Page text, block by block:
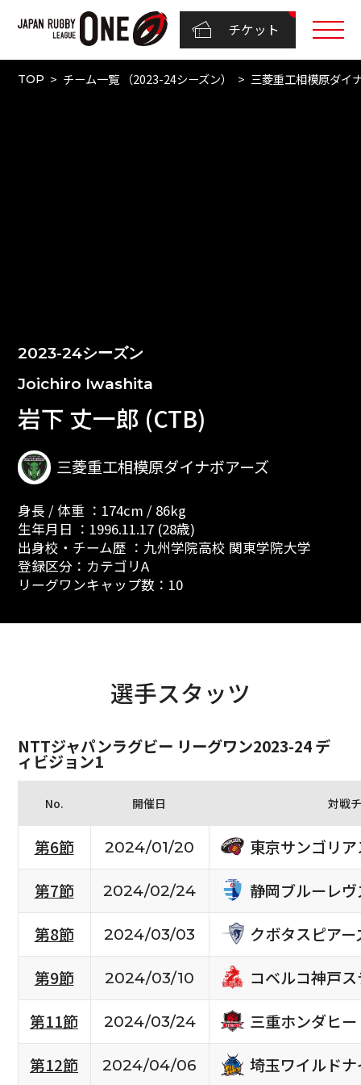
チケット
TOP チーム一覧 （2023-24シーズン） 三菱重工相模原ダイ
2023-24シーズン
Joichiro Iwashita
岩下 丈一郎 (CTB)
三菱重工相模原ダイナボアーズ
身長 / 体重 ：174cm / 86kg
生年月日 ：1996.11.17 (28歳)
出身校・チーム歴 ：九州学院高校 関東学院大学
登録区分：カテゴリA
リーグワンキャップ数：10
選手スタッツ
NTTジャパンラグビー リーグワン2023-24 デ
ィビジョン1
No. 開催日 対戦
第6節 2024/01/20
東京サンゴリア
第7節
2024/02/24
静岡ブルーレヴ
第8節
2024/03/03
クボタスピア
第9節
2024/03/10
コベルコ神戸
第11節
2024/03/24
三重ホンダヒー
第12節
2024/04/06
埼玉ワイルド